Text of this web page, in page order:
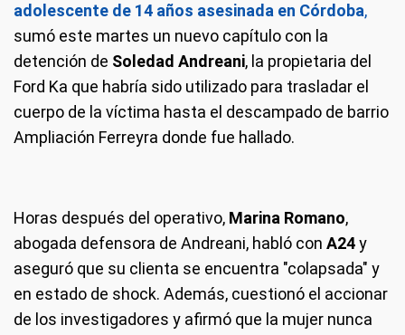
adolescente de 14 años asesinada en Córdoba,
sumó este martes un nuevo capítulo con la
detención de Soledad Andreani, la propietaria del
Ford Ka que habría sido utilizado para trasladar el
cuerpo de la víctima hasta el descampado de barrio
Ampliación Ferreyra donde fue hallado.
Horas después del operativo, Marina Romano,
abogada defensora de Andreani, habló con A24y
aseguró que su clienta se encuentra "colapsada" y
en estado de shock. Además, cuestionó el accionar
de los investigadores y afirmó que la mujer nunca